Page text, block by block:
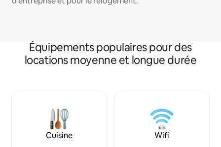
Équipements populaires pour des
locations moyenne et longue durée
Cuisine Wifi